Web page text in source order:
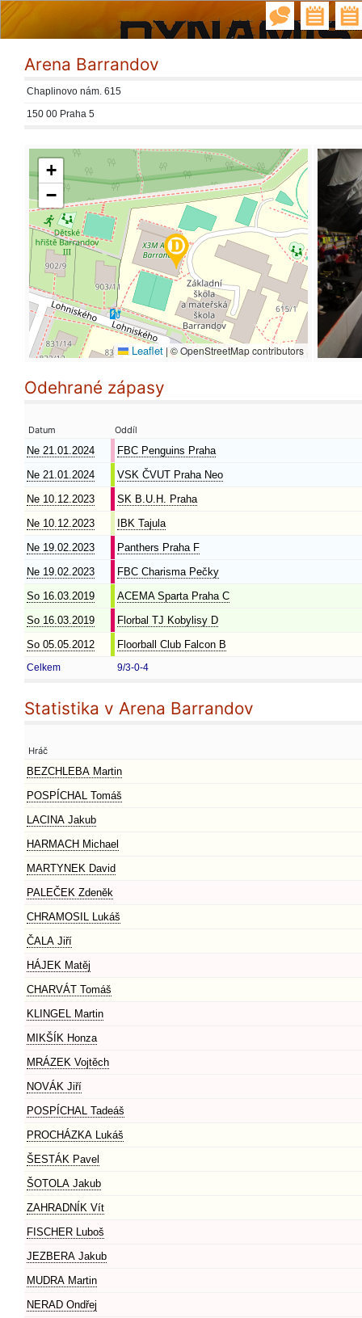
Arena Barrandov
Chaplinovo nám. 615
150 00 Praha 5
+
−
Leaflet |© OpenStreetMap contributors
Odehrané zápasy
Datum Oddíl
Ne 21.01.2024
FBC Penguins Praha
Ne 21.01.2024
VSK ČVUT Praha Neo
Ne 10.12.2023
SK B.U.H. Praha
Ne 10.12.2023
IBK Tajula
Ne 19.02.2023
Panthers Praha F
Ne 19.02.2023
FBC Charisma Pečky
So 16.03.2019
ACEMA Sparta Praha C
So 16.03.2019
Florbal TJ Kobylisy D
So 05.05.2012
Floorball Club Falcon B
Celkem 9/3-0-4
Statistika v Arena Barrandov
Hráč
BEZCHLEBA Martin
POSPÍCHAL Tomáš
LACINA Jakub
HARMACH Michael
MARTYNEK David
PALEČEK Zdeněk
CHRAMOSIL Lukáš
ČALA Jiří
HÁJEK Matěj
CHARVÁT Tomáš
KLINGEL Martin
MIKŠÍK Honza
MRÁZEK Vojtěch
NOVÁK Jiří
POSPÍCHAL Tadeáš
PROCHÁZKA Lukáš
ŠESTÁK Pavel
ŠOTOLA Jakub
ZAHRADNÍK Vít
FISCHER Luboš
JEZBERA Jakub
MUDRA Martin
NERAD Ondřej